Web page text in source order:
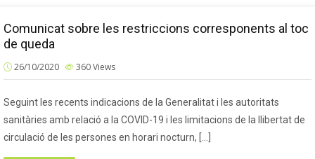
Comunicat sobre les restriccions corresponents al toc
de queda
26/10/2020 360Views
Seguint les recents indicacions de la Generalitat i les autoritats
sanitàries amb relació a la COVID-19 i les limitacions de la llibertat de
circulació de les persones en horari nocturn, […]